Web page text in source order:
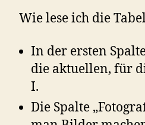
Wie lese ich die
In der ersten
die aktuellen, für
I.
Die Spalte